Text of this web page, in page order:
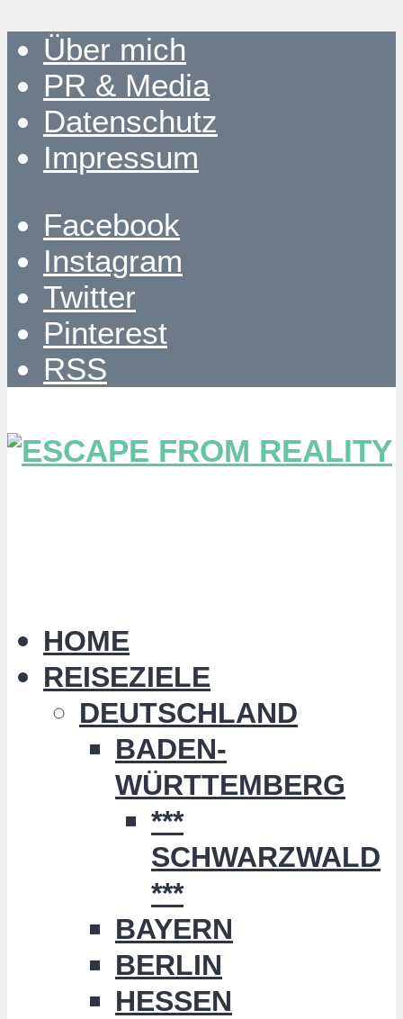
Über mich
PR & Media
Datenschutz
Impressum
Facebook
Instagram
Twitter
Pinterest
RSS
HOME
REISEZIELE
DEUTSCHLAND
BADEN-
WÜRTTEMBERG
***
SCHWARZWALD
***
BAYERN
BERLIN
HESSEN